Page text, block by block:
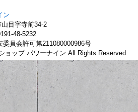
ン
目字寺前34-2
48-5232
員会許可第211080000986号
ョップ パワーナイン All Rights Reserved.